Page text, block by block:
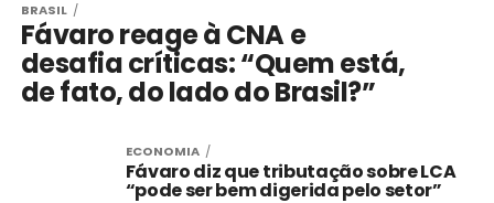
BRASIL
Fávaro reage à CNA e
desafia críticas: “Quem está,
de fato, do lado do Brasil?”
ECONOMIA
Fávaro diz que tributação sobre LCA
“pode ser bem digerida pelo setor”